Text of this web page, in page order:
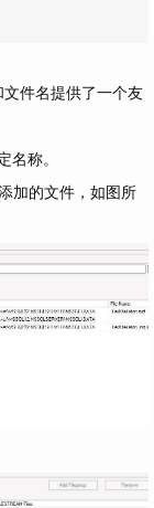
件名提供了一个友
名称。
加的文件，如图所